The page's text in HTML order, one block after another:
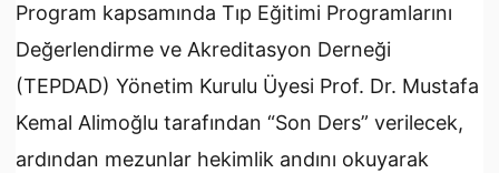
Program kapsamında Tıp Eğitimi Programlarını
Değerlendirme ve Akreditasyon Derneği
(TEPDAD) Yönetim Kurulu Üyesi Prof. Dr. Mustafa
Kemal Alimoğlu tarafından “Son Ders” verilecek,
ardından mezunlar hekimlik andını okuyarak